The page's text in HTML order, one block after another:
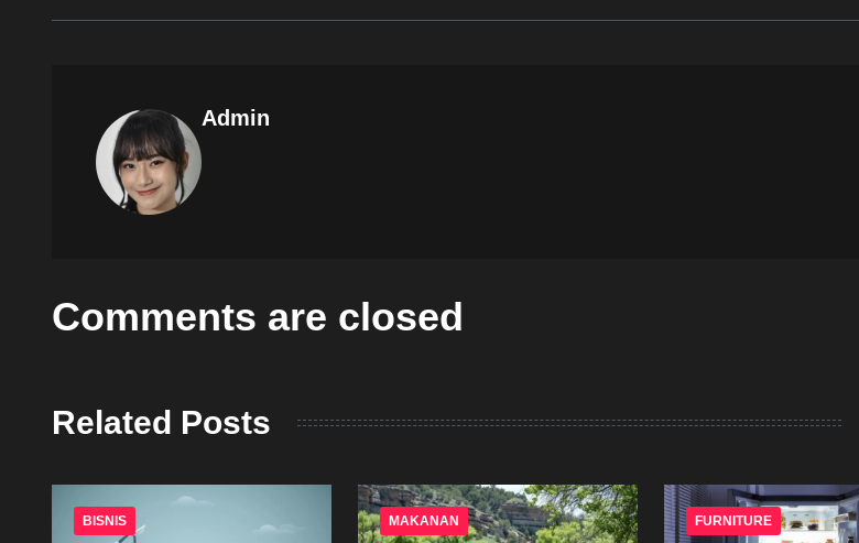
Admin
Comments are closed
Related Posts
BISNIS MAKANAN FURNITURE